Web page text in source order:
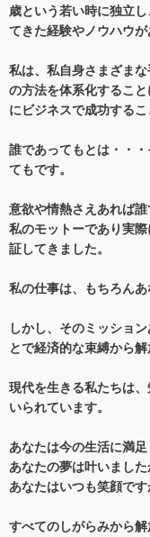
歳という若い時に独立
てきた経験やノウハウが
私は、私自身さまざま
の方法を体系化するこ
にビジネスで成功する
誰であってもとは・・
てもです。
意欲や情熱さえあれば
私のモットーであり実
証してきました。
私の仕事は、もちろんあ
しかし、そのミッショ
とで経済的な束縛から
現代を生きる私たちは
いられています。
あなたは今の生活に満
あなたの夢は叶いました
あなたはいつも笑顔です
すべてのしがらみから